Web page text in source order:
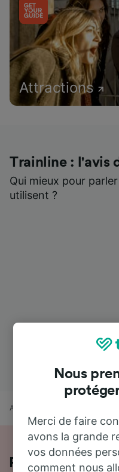
Attractions
Trainline : l'avis
Qui mieux pour
utilisent ?
Accueil
Prendre le train
Nous
Merci de faire
avons la grande
vos données
comment nous